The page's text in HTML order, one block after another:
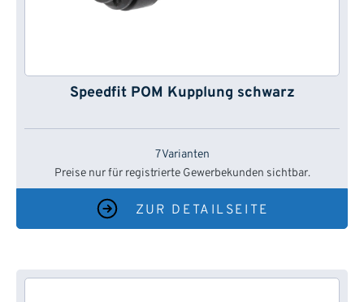
Speedfit POM Kupplung schwarz
7 Varianten
Preise nur für registrierte Gewerbekunden sichtbar.
ZUR DETAILSEITE